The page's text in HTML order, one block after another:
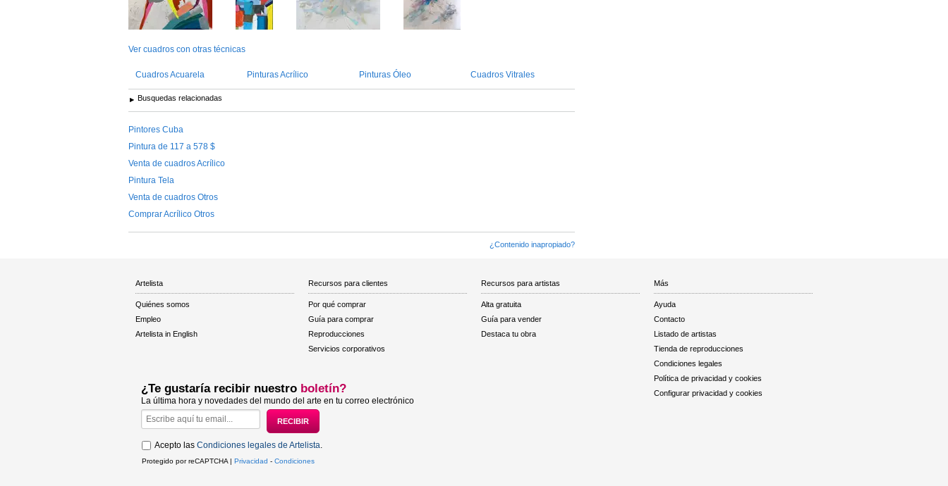
Ver cuadros con otras técnicas
Cuadros Acuarela Pinturas Acrílico Pinturas Óleo Cuadros Vitrales
Busquedas relacionadas
Pintores Cuba
Pintura de 117 a 578 $
Venta de cuadros Acrílico
Pintura Tela
Venta de cuadros Otros
Comprar Acrílico Otros
¿Contenido inapropiado?
Artelista
Quiénes somos
Empleo
Artelista in English
Recursos para clientes
Por qué comprar
Guía para comprar
Reproducciones
Servicios corporativos
Recursos para artistas
Alta gratuita
Guía para vender
Destaca tu obra
Más
Ayuda
Contacto
Listado de artistas
Tienda de reproducciones
Condiciones legales
Política de privacidad y cookies
Configurar privacidad y cookies
¿Te gustaría recibir nuestro boletín?
La última hora y novedades del mundo del arte en tu correo electrónico
Acepto las Condiciones legales de Artelista
Protegido por reCAPTCHA | Privacidad - Condiciones